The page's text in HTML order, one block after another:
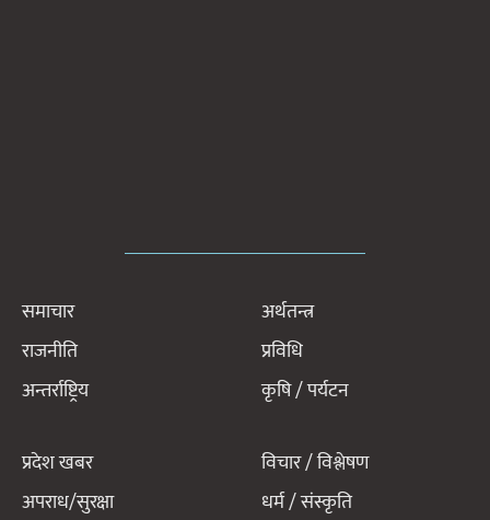
समाचार
राजनीति
अन्तर्राष्ट्रिय
अर्थतन्त्र
प्रविधि
कृषि / पर्यटन
प्रदेश खबर
अपराध/सुरक्षा
विचार / विश्लेषण
धर्म / संस्कृति